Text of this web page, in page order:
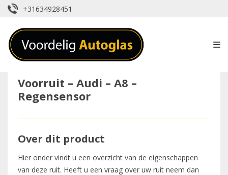
+31634928451
Voorruit – Audi – A8 –
Regensensor
Over dit product
Hier onder vindt u een overzicht van de eigenschappen
van deze ruit. Heeft u een vraag over uw ruit neem dan